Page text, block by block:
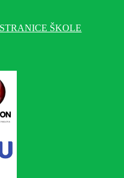
ŠKOLE